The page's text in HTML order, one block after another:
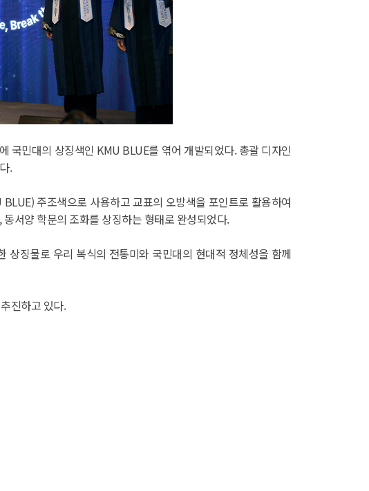
국민대의 상징색인 KMU BLUE를 엮어 개발되었다. 총괄 디자인
.
주조색으로 사용하고 교표의 오방색을 포인트로 활용하여
서양 학문의 조화를 상징하는 형태로 완성되었다.
징물로 우리 복식의 전통미와 국민대의 현대적 정체성을 함께
진하고 있다.